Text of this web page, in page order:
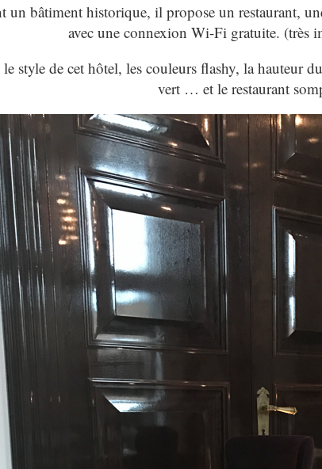
un bâtiment historique, il propose un restaurant,
avec une connexion Wi-Fi gratuite. (très
le style de cet hôtel, les couleurs flashy, la hauteur
vert … et le restaurant